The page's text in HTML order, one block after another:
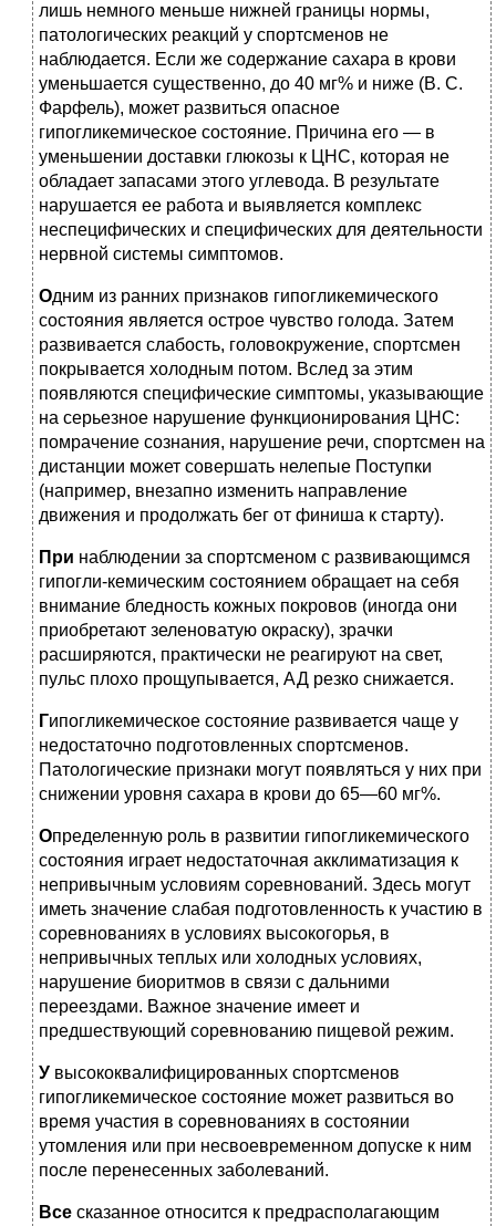
лишь немного меньше нижней границы нормы,
патологических реакций у спортсменов не
наблюдается. Если же содержание сахара в крови
уменьшается существенно, до 40 мг% и ниже (В. С.
Фарфель), может развиться опасное
гипогликемическое состояние. Причина его — в
уменьшении доставки глюкозы к ЦНС, которая не
обладает запасами этого углевода. В результате
нарушается ее работа и выявляется комплекс
неспецифических и специфических для деятельности
нервной системы симптомов.
Одним из ранних признаков гипогликемического
состояния является острое чувство голода. Затем
развивается слабость, головокружение, спортсмен
покрывается холодным потом. Вслед за этим
появляются специфические симптомы, указывающие
на серьезное нарушение функционирования ЦНС:
помрачение сознания, нарушение речи, спортсмен на
дистанции может совершать нелепые Поступки
(например, внезапно изменить направление
движения и продолжать бег от финиша к старту).
При наблюдении за спортсменом с развивающимся
гипогли-кемическим состоянием обращает на себя
внимание бледность кожных покровов (иногда они
приобретают зеленоватую окраску), зрачки
расширяются, практически не реагируют на свет,
пульс плохо прощупывается, АД резко снижается.
Гипогликемическое состояние развивается чаще у
недостаточно подготовленных спортсменов.
Патологические признаки могут появляться у них при
снижении уровня сахара в крови до 65—60 мг%.
Определенную роль в развитии гипогликемического
состояния играет недостаточная акклиматизация к
непривычным условиям соревнований. Здесь могут
иметь значение слабая подготовленность к участию в
соревнованиях в условиях высокогорья, в
непривычных теплых или холодных условиях,
нарушение биоритмов в связи с дальними
переездами. Важное значение имеет и
предшествующий соревнованию пищевой режим.
У высококвалифицированных спортсменов
гипогликемическое состояние может развиться во
время участия в соревнованиях в состоянии
утомления или при несвоевременном допуске к ним
после перенесенных заболеваний.
Все сказанное относится к предрасполагающим